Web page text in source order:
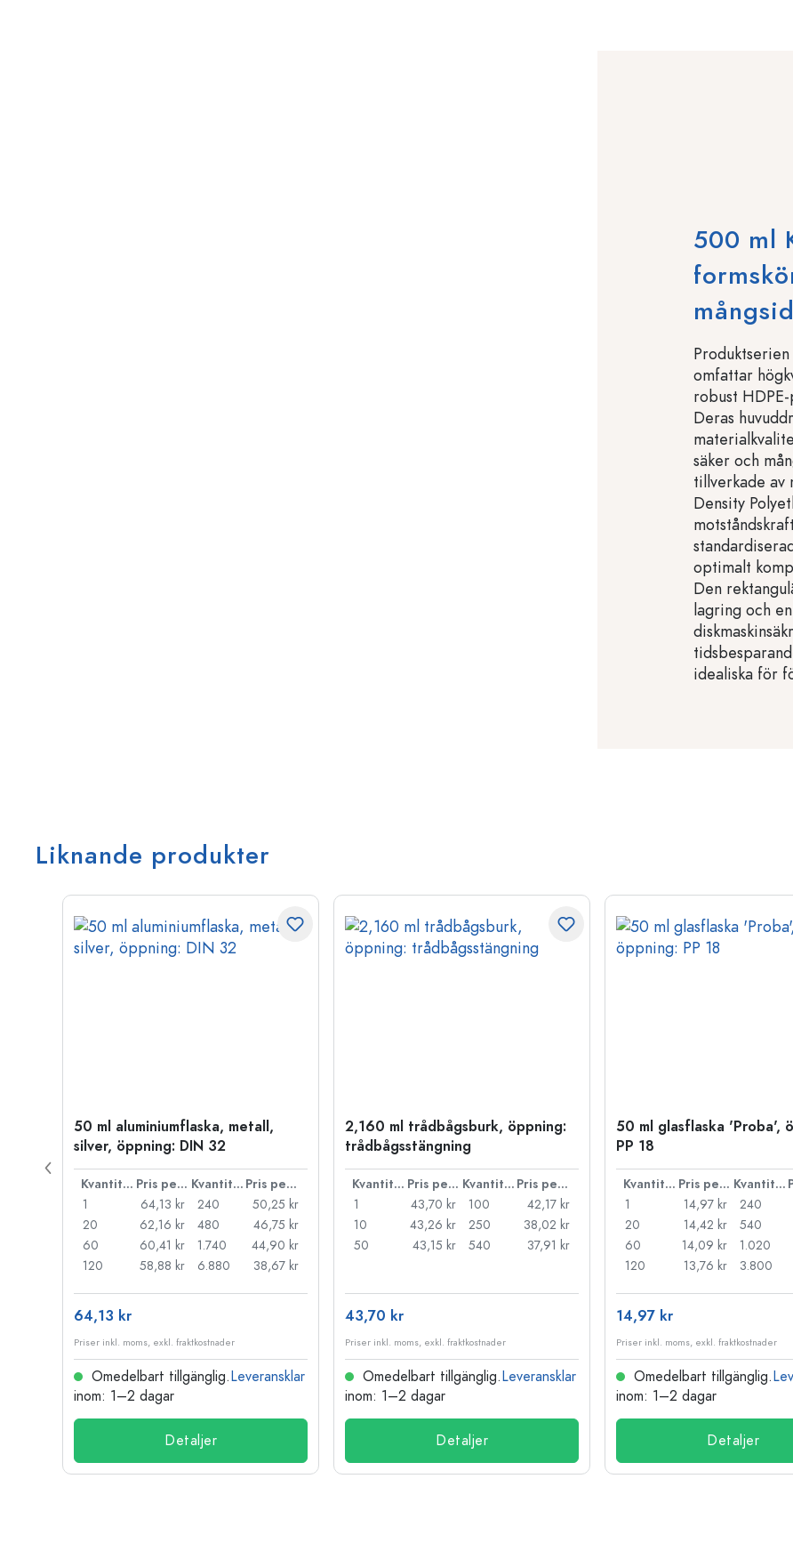
500 ml
omfattar
robust
Deras
säker och
tillverkade av
Density
optimalt
Den
lagring och
idealiska för
Liknande produkter
50 ml aluminiumflaska, metall,
silver, öppning: DIN 32
Kvantitet Pris per styck Kvantitet
Pris per styck
1
64,13 kr
20
62,16 kr
60
60,41 kr
120
58,88 kr
240
50,25 kr
480
46,75 kr
1.740
44,90 kr
6.880
38,67 kr
64,13 kr
Priser inkl. moms, exkl. fraktkostnader
Omedelbart tillgänglig.Leveransklar
inom: 1–2 dagar
Detaljer
2,160 ml trådbågsburk, öppning:
trådbågsstängning
Kvantitet Pris per styck Kvantitet
Pris per styck
1
43,70 kr
10
43,26 kr
50
43,15 kr
100
42,17 kr
250
38,02 kr
540
37,91 kr
43,70 kr
Priser inkl. moms, exkl. fraktkostnader
Omedelbart tillgänglig.Leveransklar
inom: 1–2 dagar
Detaljer
50 ml glasflaska 'Proba',
PP 18
Kvantitet Pris per styck Kvantitet
1
14,97 kr
20
14,42 kr
60
14,09 kr
120
13,76 kr
240
540
1.020
3.800
14,97 kr
Priser inkl. moms, exkl. fraktkostnader
Omedelbart tillgänglig.
inom: 1–2 dagar
Detaljer